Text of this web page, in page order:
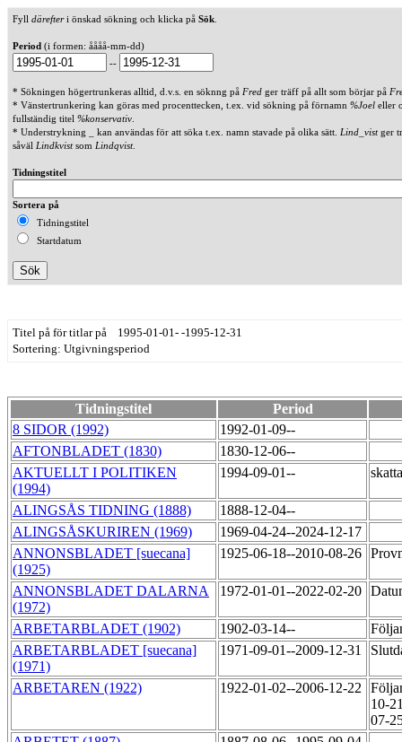
Fyll därefteri önskad sökning och klicka på Sök
Period (i formen: åååå-mm-dd)
--
* Sökningen högertrunkeras alltid, d.v.s. en söknng på Fred ger träff på allt som börjar på
* Vänstertrunkering kan göras med procenttecken, t.ex. vid sökning på förnamn %Joel eller
fullständig titel %konservativ
* Understrykning _ kan användas för att söka t.ex. namn stavade på olika sätt. Lind_vistger
såväl Lindkvistsom Lindqvist.
Tidningstitel
Sortera på
Tidningstitel
Startdatum
Titel på för titlar på 1995-01-01- -1995-12-31
Sortering: Utgivningsperiod
Tidningstitel
Period
8 SIDOR (1992)
1992-01-09--
AFTONBLADET (1830)
1830-12-06--
AKTUELLT I POLITIKEN
(1994)
1994-09-01--
ALINGSÅS TIDNING (1888)
1888-12-04--
ALINGSÅSKURIREN (1969)
1969-04-24--2024-12-17
ANNONSBLADET [suecana]
(1925)
1925-06-18--2010-08-26
ANNONSBLADET DALARNA
(1972)
1972-01-01--2022-02-20
ARBETARBLADET (1902) 1902-03-14--
ARBETARBLADET [suecana]
(1971)
1971-09-01--2009-12-31
ARBETAREN (1922) 1922-01-02--2006-12-22
10-
07-